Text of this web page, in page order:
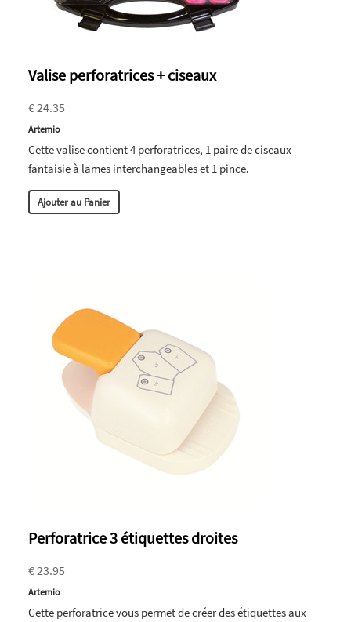
Valise perforatrices + ciseaux
€ 24.35
Artemio
Cette valise contient 4 perforatrices, 1 paire de ciseaux
fantaisie à lames interchangeables et 1 pince.
Ajouter au Panier
Perforatrice 3 étiquettes droites
€ 23.95
Artemio
Cette perforatrice vous permet de créer des étiquettes aux